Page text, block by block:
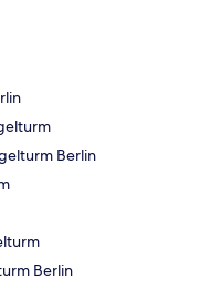
Berlin
Berlin